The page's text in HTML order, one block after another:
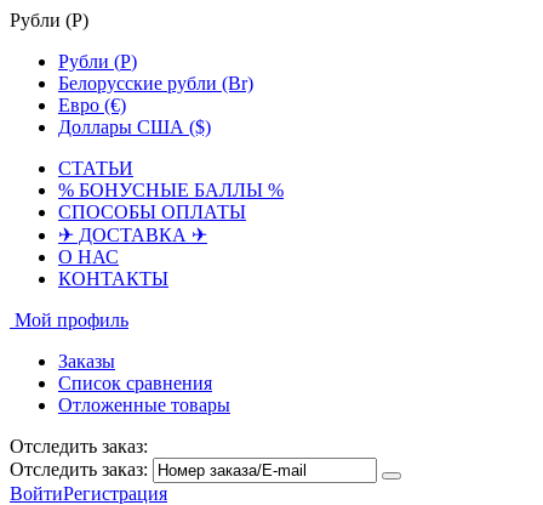
Рубли (Р)
Рубли (Р)
Белорусские рубли (Br)
Евро (€)
Доллары США ($)
СТАТЬИ
% БОНУСНЫЕ БАЛЛЫ %
СПОСОБЫ ОПЛАТЫ
✈ ДОСТАВКА ✈
О НАС
КОНТАКТЫ
Мой профиль
Заказы
Список сравнения
Отложенные товары
Отследить заказ:
Отследить заказ:
ВойтиРегистрация